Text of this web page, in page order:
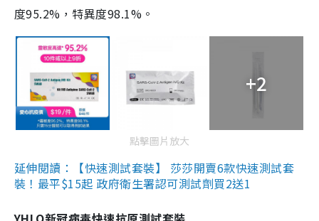
度95.2%，特異度98.1%。
+2
點擊圖片放大
延伸閱讀：【快速測試套裝】 莎莎開賣6款快速測試套
裝！最平$15起 政府衛生署認可測試劑買2送1